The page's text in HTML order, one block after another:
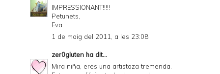
IMPRESSIONANT!!!!!
Petunets,
Eva.
1 de maig del 2011, a les 23:08
zer0gluten ha dit...
Mira niña, eres una artistaza tremenda.